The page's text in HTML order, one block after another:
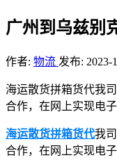
广州到乌兹别
作者: 物流 发布: 2023-
海运散货拼箱货代我
合作，在网上实现电
海运散货拼箱货代我
合作，在网上实现电